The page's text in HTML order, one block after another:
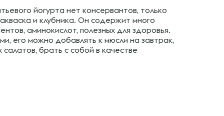
йогурта нет консервантов, только
и клубника. Он содержит много
аминокислот, полезных для здоровья.
его можно добавлять к мюсли на завтрак,
брать с собой в качестве